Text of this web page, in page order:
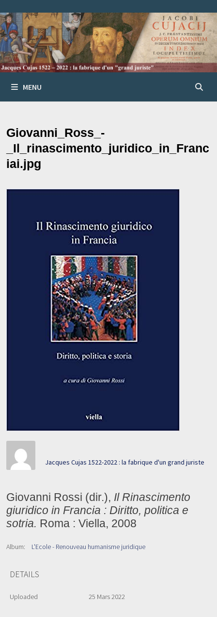
au
contenu
MENU
Giovanni_Ross_-
_Il_rinascimento_juridico_in_Franc
iai.jpg
Jacques Cujas 1522-2022 : la fabrique d'un grand juriste
Giovanni Rossi (dir.), Il Rinascimento
giuridico in Francia : Diritto, politica e
sotria. Roma : Viella, 2008
Album: L'Ecole - Renouveau humanisme juridique
DETAILS
Uploaded 25 Mars 2022